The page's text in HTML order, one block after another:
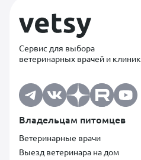
Сервис для выбора
ветеринарных врачей и клиник
Владельцам питомцев
Ветеринарные врачи
Выезд ветеринара на дом